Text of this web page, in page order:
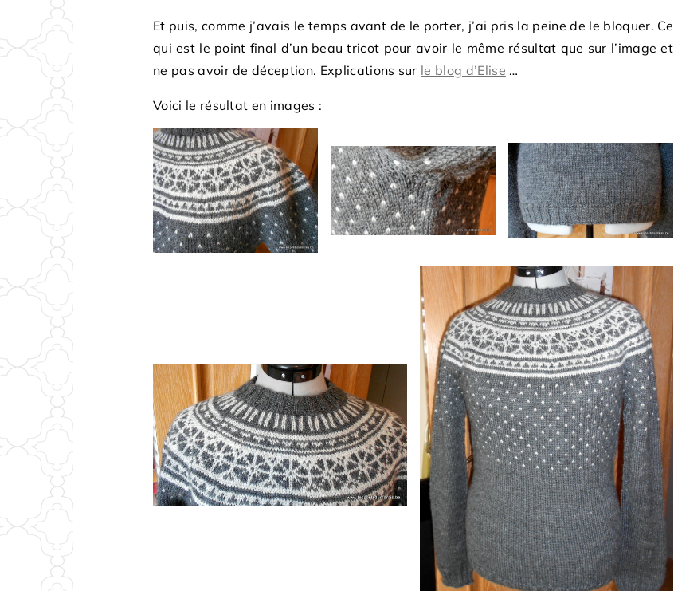
Et puis, comme j’avais le temps avant de le porter, j’ai pris la peine de le bloquer. Ce
qui est le point final d’un beau tricot pour avoir le même résultat que sur l’image et
ne pas avoir de déception. Explications sur le blog d’Elise …
Voici le résultat en images :